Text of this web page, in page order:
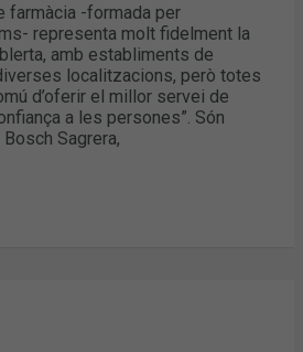
farmàcia -formada per
representa molt fidelment la
amb establiments de
localitzacions, però totes
d’oferir el millor servei de
a les persones”. Són
Sagrera,